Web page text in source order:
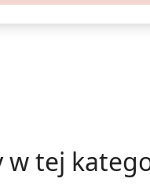
tej